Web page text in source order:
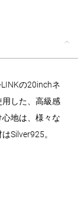
の20inchネ
した、高級感
地は、様々な
Silver925。